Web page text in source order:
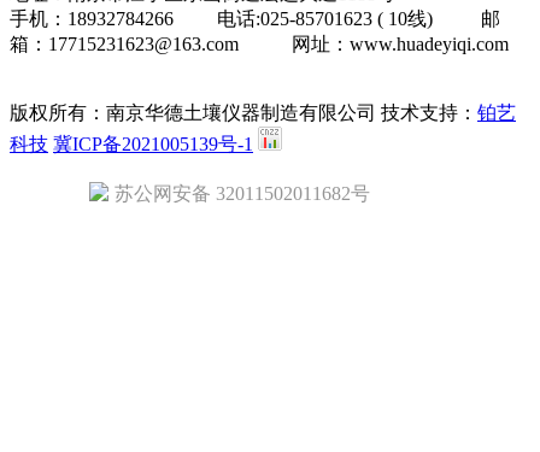
手机：18932784266 电话:025-85701623 ( 10线) 邮
箱：17715231623@163.com 网址：www.huadeyiqi.com
版权所有：南京华德土壤仪器制造有限公司 技术支持： 铂艺
科技 冀ICP备2021005139号-1
苏公网安备 32011502011682号